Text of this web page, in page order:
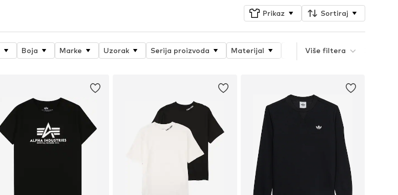
Prikaz Sortiraj
Boja Marke Uzorak Serija proizvoda Materijal Tematski svijet
Više filtera